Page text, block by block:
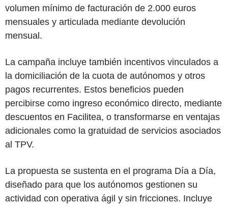
volumen mínimo de facturación de 2.000 euros
mensuales y articulada mediante devolución
mensual.
La campaña incluye también incentivos vinculados a
la domiciliación de la cuota de autónomos y otros
pagos recurrentes. Estos beneficios pueden
percibirse como ingreso económico directo, mediante
descuentos en Facilitea, o transformarse en ventajas
adicionales como la gratuidad de servicios asociados
al TPV.
La propuesta se sustenta en el programa Día a Día,
diseñado para que los autónomos gestionen su
actividad con operativa ágil y sin fricciones. Incluye